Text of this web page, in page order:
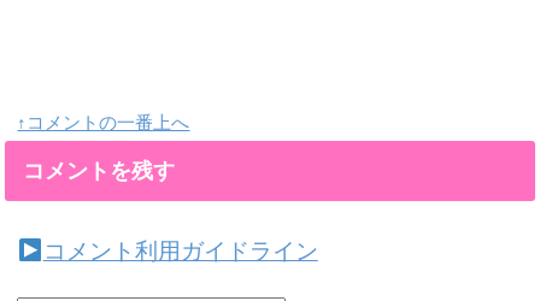
↑コメントの一番上へ
コメントを残す
コメント利用ガイドライン